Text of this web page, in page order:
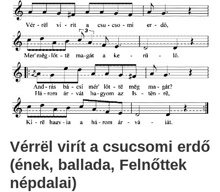
Vérrël virít a csucsomi erdő
(ének, ballada, Felnőttek
népdalai)